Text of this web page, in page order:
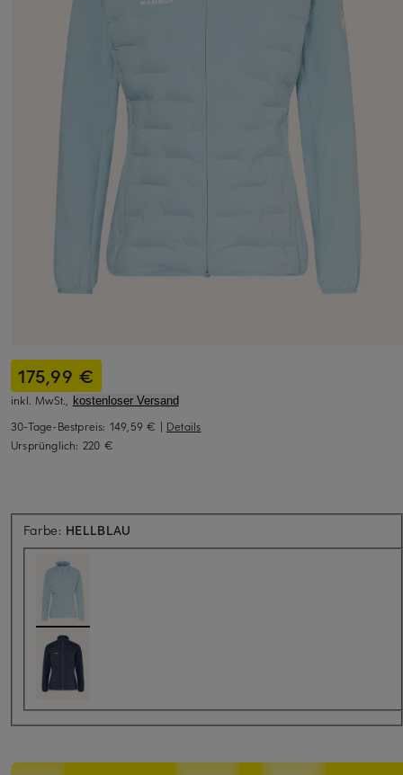
175,99 €
inkl. MwSt., kostenloser Versand
30-Tage-Bestpreis: 149,59 € | Details
Ursprünglich: 220 €
Farbe: HELLBLAU